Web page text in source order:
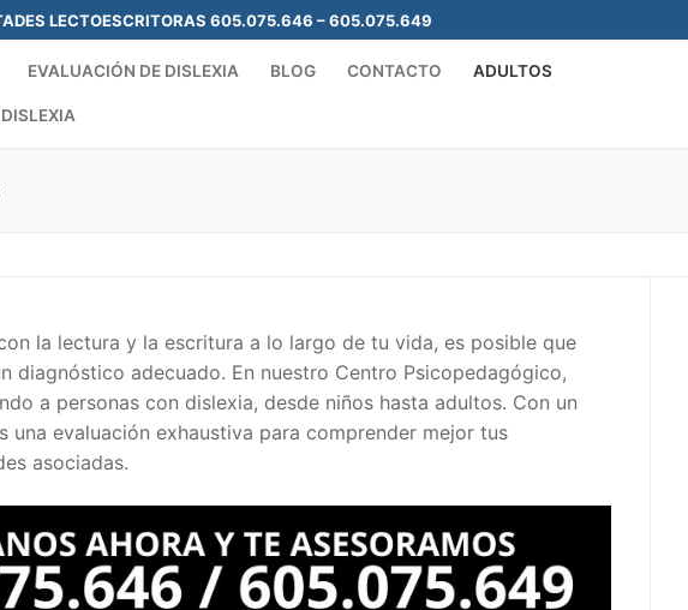
LECTOESCRITORAS 605.075.646 – 605.075.649
EVALUACIÓN DE DISLEXIA BLOG CONTACTO ADULTOS
la lectura y la escritura a lo largo de tu vida, es posible que
diagnóstico adecuado. En nuestro Centro Psicopedagógico,
a personas con dislexia, desde niños hasta adultos. Con un
evaluación exhaustiva para comprender mejor tus
asociadas.